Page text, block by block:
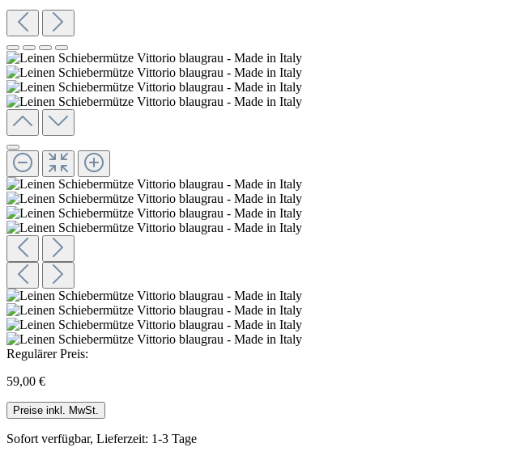
Regulärer Preis:
59,00 €
Preise inkl. MwSt.
Sofort verfügbar, Lieferzeit: 1-3 Tage